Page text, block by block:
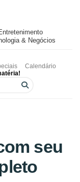
& Negócios
Calendário
seu